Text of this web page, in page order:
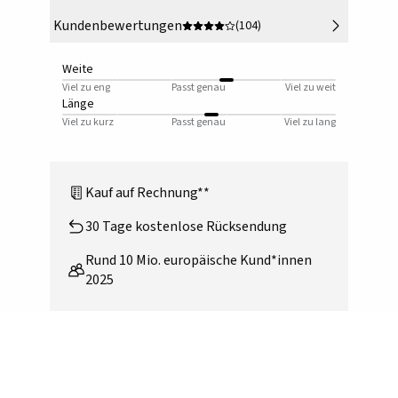
Kundenbewertungen
(104)
Weite
Viel zu eng Passt genau Viel zu weit
Länge
Viel zu kurz Passt genau Viel zu lang
Kauf auf Rechnung**
30 Tage kostenlose Rücksendung
Rund 10 Mio. europäische Kund*innen
2025